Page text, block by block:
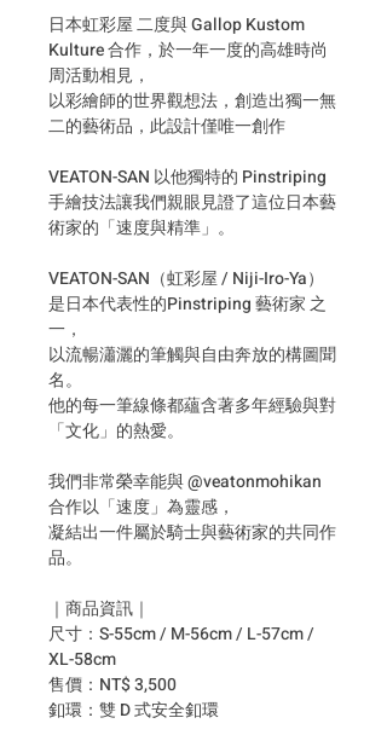
日本虹彩屋 二度與 Gallop Kustom
Kulture 合作，於一年一度的高雄時尚
周活動相見，
以彩繪師的世界觀想法，創造出獨一無
二的藝術品，此設計僅唯一創作
VEATON-SAN 以他獨特的 Pinstriping
手繪技法讓我們親眼見證了這位日本藝
術家的「速度與精準」。
VEATON-SAN（虹彩屋 / Niji-Iro-Ya）
是日本代表性的Pinstriping 藝術家 之
一，
以流暢瀟灑的筆觸與自由奔放的構圖聞
名。
他的每一筆線條都蘊含著多年經驗與對
「文化」的熱愛。
我們非常榮幸能與 @veatonmohikan
合作以「速度」為靈感，
凝結出一件屬於騎士與藝術家的共同作
品。
｜商品資訊｜
尺寸：S-55cm / M-56cm / L-57cm /
XL-58cm
售價：NT$ 3,500
釦環：雙 D 式安全釦環